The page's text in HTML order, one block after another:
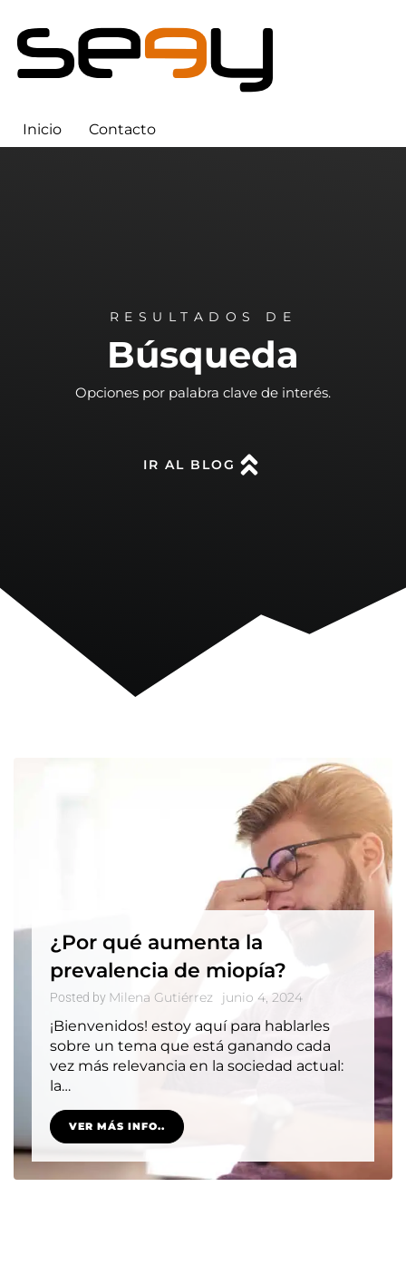
Inicio Contacto
RESULTADOS DE
Búsqueda
Opciones por palabra clave de interés.
IR AL BLOG
¿Por qué aumenta la
prevalencia de miopía?
Posted by Milena Gutiérrez junio 4, 2024
¡Bienvenidos! estoy aquí para hablarles
sobre un tema que está ganando cada
vez más relevancia en la sociedad actual:
la…
VER MÁS INFO..